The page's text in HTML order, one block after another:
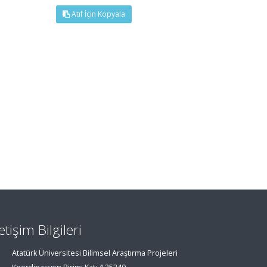
Atıf İçin Kopyala
Bilgileri
Atatürk Üniversitesi Bilimsel Araştırma Projeleri